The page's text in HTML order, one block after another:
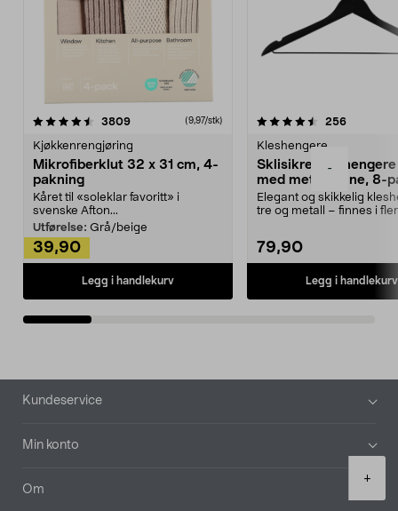
-
+
3809anmeldelser(9,97/stk)
Kjøkkenrengjøring
Mikrofiberklut 32 x 31 cm, 4-
pakning
Kåret til «soleklar favoritt» i
svenske Afton...
Utførelse: Grå/beige
39,90
Legg i handlekurv
4.5av 5 stjerner 256
Kleshengere
Sklisikre
med metallpinne, 8-
Elegant og skikkelig
tre og metall – finnes i
79,90
Legg i handlekurv
4.5av 5 stjerner
Bunntekst
Kundeservice
Min konto
Om